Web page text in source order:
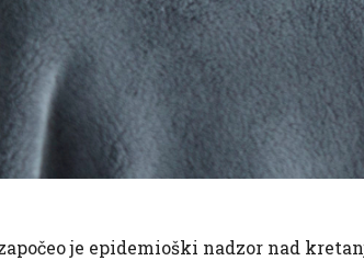
je epidemioški nadzor nad